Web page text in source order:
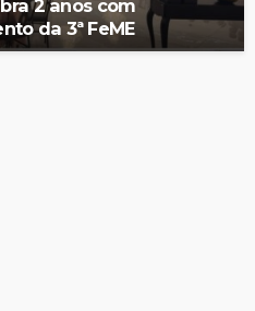
2 anos com
da 3ª FeME